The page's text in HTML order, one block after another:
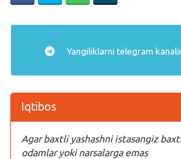
Yangiliklarni telegram
Iqtibos
Agar baxtli yashashni istasangiz
odamlar yoki narsalarga emas